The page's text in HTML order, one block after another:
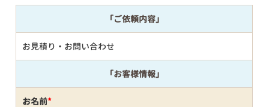
「ご依頼内容」
お見積り・お問い合わせ
「お客様情報」
お名前*